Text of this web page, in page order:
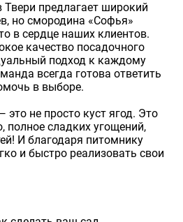
предлагает широкий
но смородина «Софья»
в сердце наших клиентов.
качество посадочного
подход к каждому
всегда готова ответить
в выборе.
не просто куст ягод. Это
полное сладких угощений,
И благодаря питомнику
и быстро реализовать свои